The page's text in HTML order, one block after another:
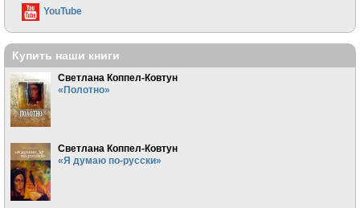
YouTube
Купить наши книги
Светлана Коппел-Ковтун
«Полотно»
Светлана Коппел-Ковтун
«Я думаю по-русски»